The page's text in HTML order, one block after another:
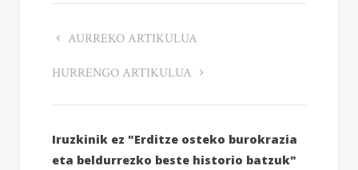
AURREKO ARTIKULUA
HURRENGO ARTIKULUA
Iruzkinik ez "Erditze osteko burokrazia
eta beldurrezko beste historio batzuk"